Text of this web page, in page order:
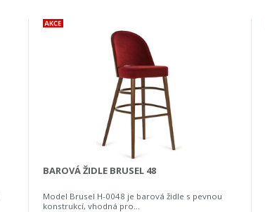
BAROVÁ ŽIDLE BRUSEL 48
Model Brusel H-0048 je barová židle s pevnou
konstrukcí, vhodná pro...